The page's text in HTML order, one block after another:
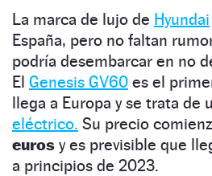
La marca de lujo de Hyundai
España, pero no faltan
podría desembarcar en no
El Genesis GV60 es el
llega a Europa y se trata de
eléctrico. Su precio
euros y es previsible que
a principios de 2023.